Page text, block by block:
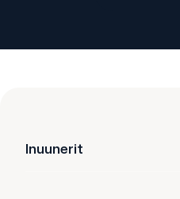
Inuunerit